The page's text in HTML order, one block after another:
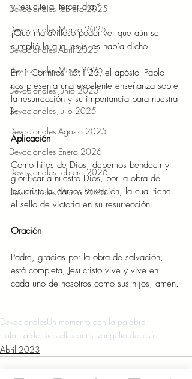
Devocionales Febrero 2025
Devocionales Marzo 2025
Devocionales Abril 2025
Devocionales Mayo 2025
Devocionales Junio 2025
Devocionales Julio 2025
Devocionales Agosto 2025
Devocionales Enero 2026
Devocionales Febrero 2026
Devocionales Marzo 2026
y resucite al tercer día.”
¡Qué maravilloso poder ver que aún se
cumplió lo que Jesús les había dicho!
En 1 Corintios 15:1-23, el apóstol Pablo
nos presenta una excelente enseñanza sobre
la resurrección y su importancia para nuestra
fe.
Aplicación
Como hijos de Dios, debemos bendecir y
glorificar a nuestro Dios, por la obra de
Jesucristo al darnos salvación, la cual tiene
el sello de victoria en su resurrección.
Oración
Padre, gracias por la obra de salvación,
está completa, Jesucristo vive y vive en
cada uno de nosotros como sus hijos, amén.
DevocionalesUn momento con la palabra
palabra de DiosreflexionesEvangelio de Jesús
Abril 2023